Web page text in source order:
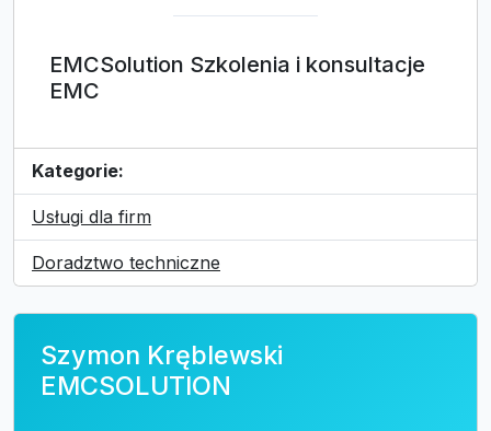
EMCSolution Szkolenia i konsultacje
EMC
Kategorie:
Usługi dla firm
Doradztwo techniczne
Szymon Kręblewski
EMCSOLUTION